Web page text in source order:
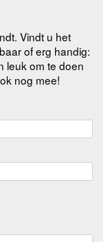
Vindt u het
of erg handig:
leuk om te doen
nog mee!